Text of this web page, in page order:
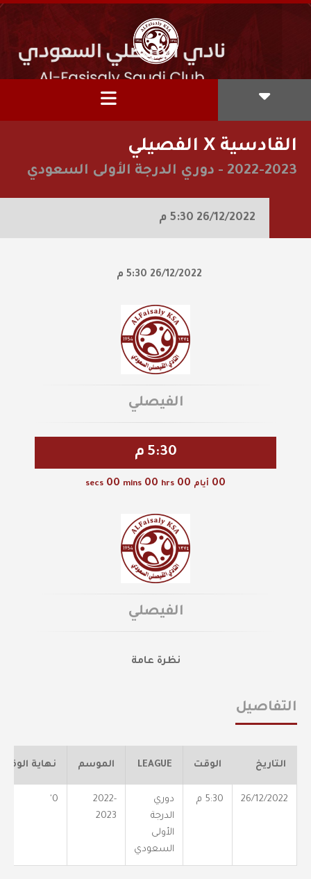
القادسية X الفصيلي
2022-2023
- دوري الدرجة الأولى السعودي
26/12/2022
26/12/2022
الفيصلي
5:30 م
00 أيام 00
hrs
00
mins
00
secs
الفيصلي
نظرة عامة
التفاصيل
التاريخ الوقت LEAGUE الموسم نهاية الوقت
26/12/2022 5:30 م
دوري
الدرجة
الأولى
السعودي
2022-
2023
0'